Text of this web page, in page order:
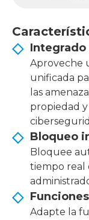
Aproveche
unificada
las
propiedad
Bloqueo
Bloquee
tiempo real
Adapte la